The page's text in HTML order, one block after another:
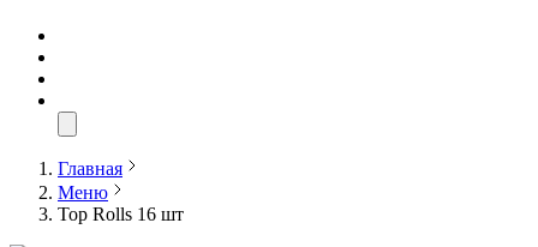
Главная
Меню
Top Rolls 16 шт